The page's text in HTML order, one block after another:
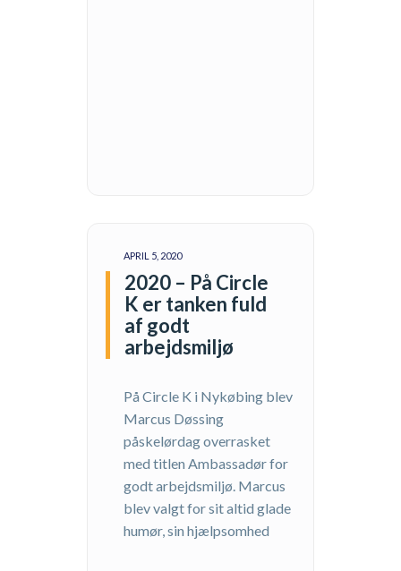
APRIL 5, 2020
2020 – På Circle
K er tanken fuld
af godt
arbejdsmiljø
På Circle K i Nykøbing blev
Marcus Døssing
påskelørdag overrasket
med titlen Ambassadør for
godt arbejdsmiljø. Marcus
blev valgt for sit altid glade
humør, sin hjælpsomhed